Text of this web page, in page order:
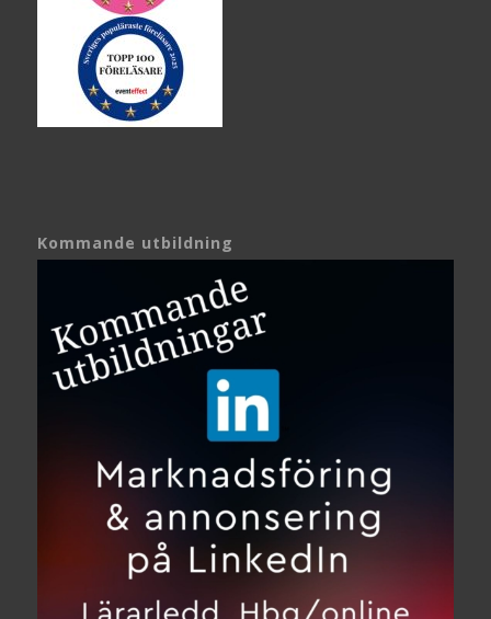
Kommande utbildning